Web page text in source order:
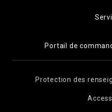
Portail de
Protection des